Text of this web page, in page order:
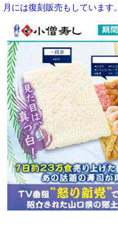
月には復刻販売もしています。